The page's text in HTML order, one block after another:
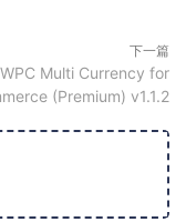
下一篇
WPC Multi Currency for
(Premium) v1.1.2